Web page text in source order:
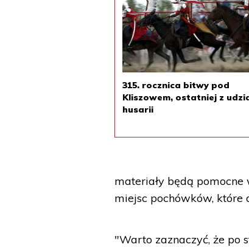
315. rocznica bitwy pod
Kliszowem, ostatniej z
husarii
materiały będą
miejsc pochówków, które
"Warto zaznaczyć, że po